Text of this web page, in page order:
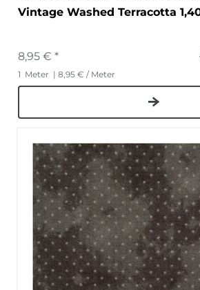
Vintage Washed Terracotta
8,95 € *
1 Meter | 8,95 € / Meter